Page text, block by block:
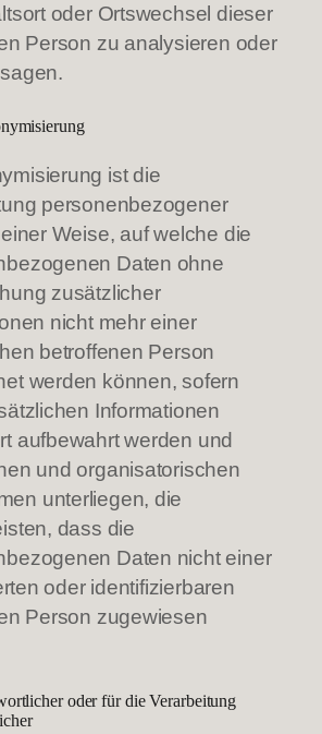
oder Ortswechsel dieser
Person zu analysieren oder
ist die
personenbezogener
Weise, auf welche die
Daten ohne
zusätzlicher
nicht mehr einer
betroffenen Person
werden können, sofern
Informationen
aufbewahrt werden und
und organisatorischen
unterliegen, die
dass die
Daten nicht einer
oder identifizierbaren
Person zugewiesen
oder für die Verarbeitung